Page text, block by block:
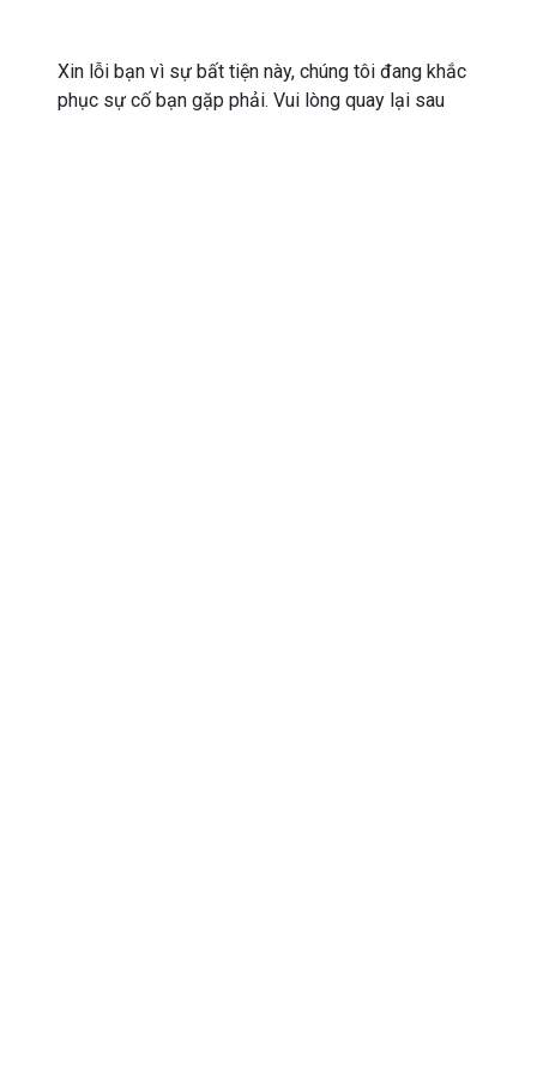
Xin lỗi bạn vì sự bất tiện này, chúng tôi đang khắc
phục sự cố bạn gặp phải. Vui lòng quay lại sau